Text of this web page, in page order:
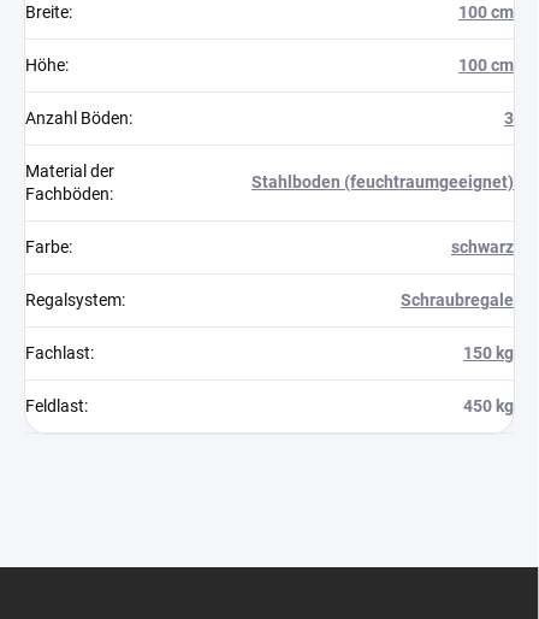
Breite: 100 cm
Höhe: 100 cm
Anzahl Böden: 3
Material der
Fachböden:
Stahlboden (feuchtraumgeeignet)
Farbe: schwarz
Regalsystem: Schraubregale
Fachlast: 150 kg
Feldlast: 450 kg